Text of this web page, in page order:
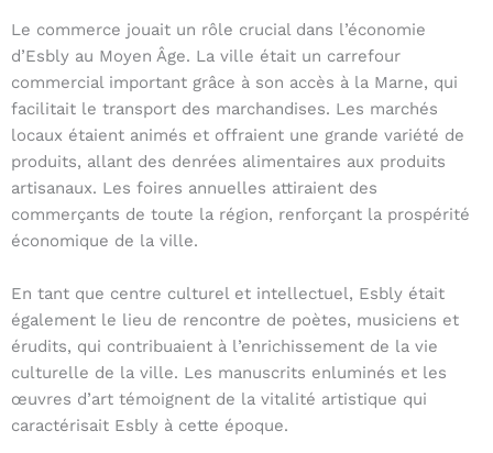
Le commerce jouait un rôle crucial dans l’économie
d’Esbly au Moyen Âge. La ville était un carrefour
commercial important grâce à son accès à la Marne, qui
facilitait le transport des marchandises. Les marchés
locaux étaient animés et offraient une grande variété de
produits, allant des denrées alimentaires aux produits
artisanaux. Les foires annuelles attiraient des
commerçants de toute la région, renforçant la prospérité
économique de la ville.
En tant que centre culturel et intellectuel, Esbly était
également le lieu de rencontre de poètes, musiciens et
érudits, qui contribuaient à l’enrichissement de la vie
culturelle de la ville. Les manuscrits enluminés et les
œuvres d’art témoignent de la vitalité artistique qui
caractérisait Esbly à cette époque.